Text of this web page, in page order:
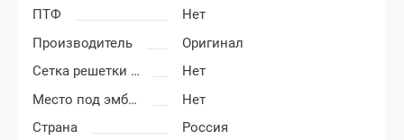
ПТФ
Нет
Производитель
Оригинал
Сетка решетки радиатора
Нет
Место под эмблему
Нет
Страна
Россия